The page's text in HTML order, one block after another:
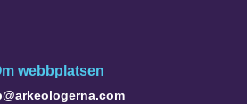
webbplatsen